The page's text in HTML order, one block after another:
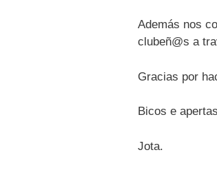
Además nos
clubeñ@s a
Gracias por
Bicos e
Jota.